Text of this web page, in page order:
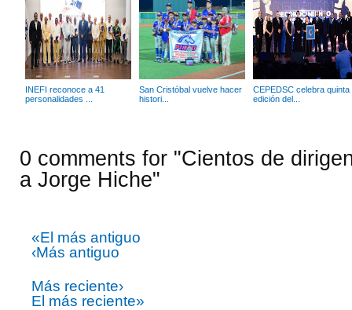
INEFI reconoce a 41
personalidades ...
San Cristóbal vuelve hacer
histori...
CEPEDSC celebra quinta
edición del...
0 comments for "Cientos de
a Jorge Hiche"
«El más antiguo
‹Más antiguo
Más reciente›
El más reciente»